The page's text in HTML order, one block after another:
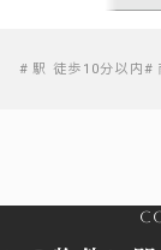
駅 徒歩10分以内